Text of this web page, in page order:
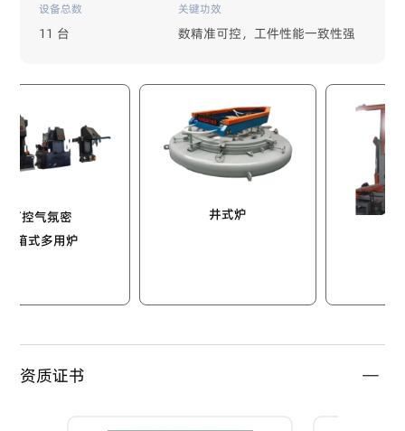
设备总数
11 台
关键功效
数精准可控，工件性能一致性强
密
用炉
资质证书